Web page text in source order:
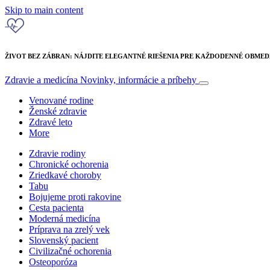
Skip to main content
ŽIVOT BEZ ZÁBRAN: NÁJDITE ELEGANTNÉ RIEŠENIA PRE KAŽDODENNÉ
Zdravie a medicína Novinky, informácie a príbehy
Venované rodine
Ženské zdravie
Zdravé leto
More
Zdravie rodiny
Chronické ochorenia
Zriedkavé choroby
Tabu
Bojujeme proti rakovine
Cesta pacienta
Moderná medicína
Príprava na zrelý vek
Slovenský pacient
Civilizačné ochorenia
Osteoporóza